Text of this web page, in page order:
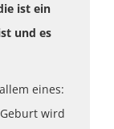
ist ein
und es
eines:
wird